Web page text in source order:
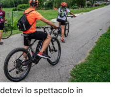
lo spettacolo in